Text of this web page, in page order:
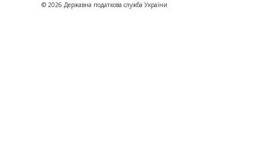
© 2026 Державна податкова служба України